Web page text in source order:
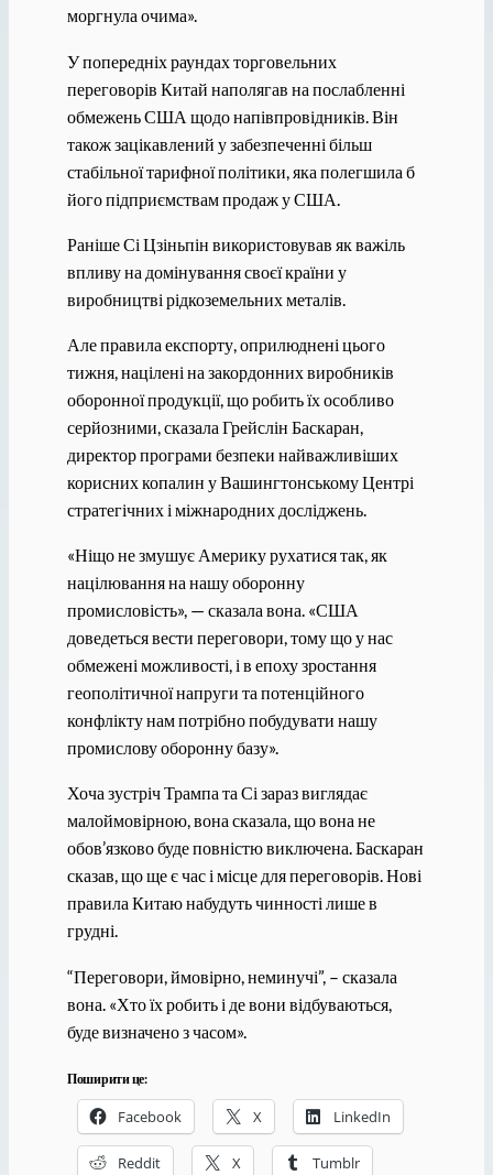
моргнула очима».
У попередніх раундах торговельних
переговорів Китай наполягав на послабленні
обмежень США щодо напівпровідників. Він
також зацікавлений у забезпеченні більш
стабільної тарифної політики, яка полегшила б
його підприємствам продаж у США.
Раніше Сі Цзіньпін використовував як важіль
впливу на домінування своєї країни у
виробництві рідкоземельних металів.
Але правила експорту, оприлюднені цього
тижня, націлені на закордонних виробників
оборонної продукції, що робить їх особливо
серйозними, сказала Грейслін Баскаран,
директор програми безпеки найважливіших
корисних копалин у Вашингтонському Центрі
стратегічних і міжнародних досліджень.
«Ніщо не змушує Америку рухатися так, як
націлювання на нашу оборонну
промисловість», — сказала вона. «США
доведеться вести переговори, тому що у нас
обмежені можливості, і в епоху зростання
геополітичної напруги та потенційного
конфлікту нам потрібно побудувати нашу
промислову оборонну базу».
Хоча зустріч Трампа та Сі зараз виглядає
малоймовірною, вона сказала, що вона не
обов’язково буде повністю виключена. Баскаран
сказав, що ще є час і місце для переговорів. Нові
правила Китаю набудуть чинності лише в
грудні.
“Переговори, ймовірно, неминучі”, – сказала
вона. «Хто їх робить і де вони відбуваються,
буде визначено з часом».
Поширити це:
Facebook X LinkedIn
Reddit X Tumblr